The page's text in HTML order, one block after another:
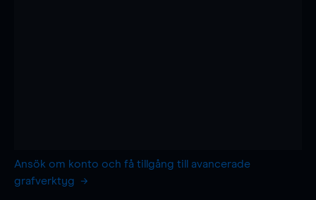
Ansök om konto och få tillgång till avancerade
grafverktyg